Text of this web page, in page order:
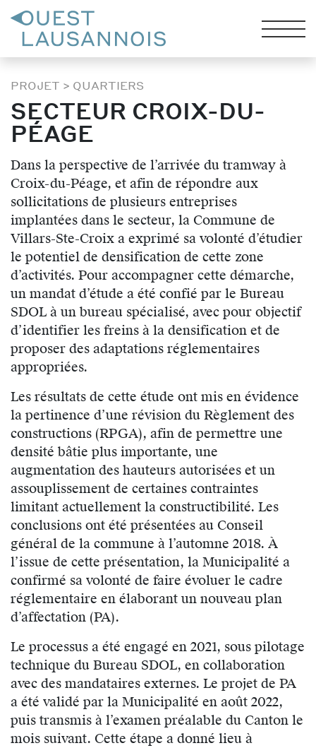
PROJET > QUARTIERS
SECTEUR CROIX-DU-
PÉAGE
Dans la perspective de l’arrivée du tramway à
Croix-du-Péage, et afin de répondre aux
sollicitations de plusieurs entreprises
implantées dans le secteur, la Commune de
Villars-Ste-Croix a exprimé sa volonté d’étudier
le potentiel de densification de cette zone
d’activités. Pour accompagner cette démarche,
un mandat d’étude a été confié par le Bureau
SDOL à un bureau spécialisé, avec pour objectif
d’identifier les freins à la densification et de
proposer des adaptations réglementaires
appropriées.
Les résultats de cette étude ont mis en évidence
la pertinence d’une révision du Règlement des
constructions (RPGA), afin de permettre une
densité bâtie plus importante, une
augmentation des hauteurs autorisées et un
assouplissement de certaines contraintes
limitant actuellement la constructibilité. Les
conclusions ont été présentées au Conseil
général de la commune à l’automne 2018. À
l’issue de cette présentation, la Municipalité a
confirmé sa volonté de faire évoluer le cadre
réglementaire en élaborant un nouveau plan
d’affectation (PA).
Le processus a été engagé en 2021, sous pilotage
technique du Bureau SDOL, en collaboration
avec des mandataires externes. Le projet de PA
a été validé par la Municipalité en août 2022,
puis transmis à l’examen préalable du Canton le
mois suivant. Cette étape a donné lieu à